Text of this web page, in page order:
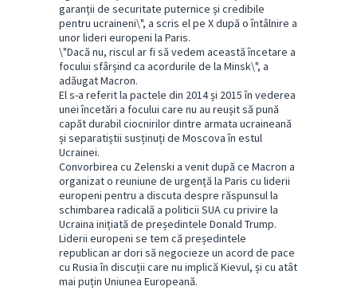
garanții de securitate puternice și credibile
pentru ucraineni\", a scris el pe X după o întâlnire a
unor lideri europeni la Paris.
\"Dacă nu, riscul ar fi să vedem această încetare a
focului sfârșind ca acordurile de la Minsk\", a
adăugat Macron.
El s-a referit la pactele din 2014 și 2015 în vederea
unei încetări a focului care nu au reușit să pună
capăt durabil ciocnirilor dintre armata ucraineană
și separatiștii susținuți de Moscova în estul
Ucrainei.
Convorbirea cu Zelenski a venit după ce Macron a
organizat o reuniune de urgență la Paris cu liderii
europeni pentru a discuta despre răspunsul la
schimbarea radicală a politicii SUA cu privire la
Ucraina inițiată de președintele Donald Trump.
Liderii europeni se tem că președintele
republican ar dori să negocieze un acord de pace
cu Rusia în discuții care nu implică Kievul, și cu atât
mai puțin Uniunea Europeană.